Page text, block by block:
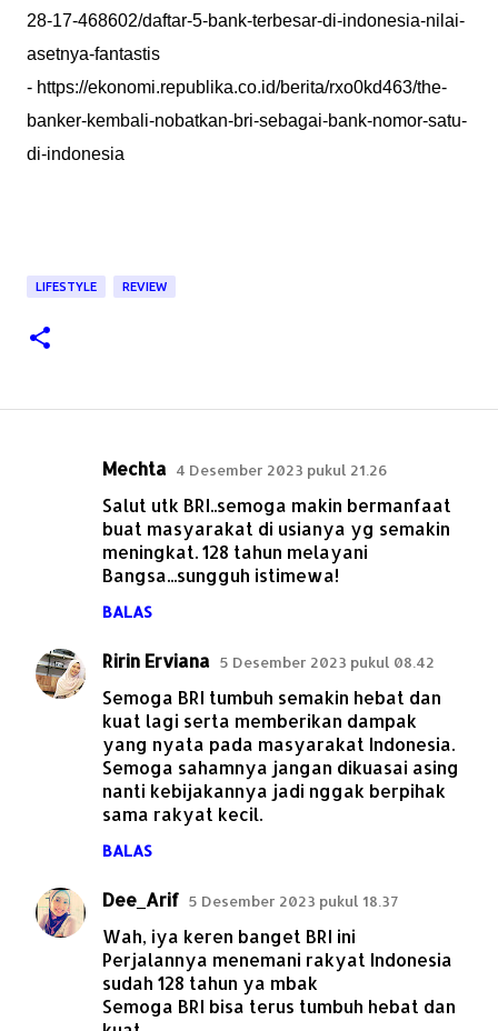
28-17-468602/daftar-5-bank-terbesar-di-indonesia-nilai-
asetnya-fantastis
- https://ekonomi.republika.co.id/berita/rxo0kd463/the-
banker-kembali-nobatkan-bri-sebagai-bank-nomor-satu-
di-indonesia
LIFESTYLE REVIEW
a
r
Mechta 4 Desember 2023 pukul 21.26
Salut utk BRI..semoga makin bermanfaat
buat masyarakat di usianya yg semakin
meningkat. 128 tahun melayani
Bangsa...sungguh istimewa!
BALAS
Ririn Erviana 5 Desember 2023 pukul 08.42
Semoga BRI tumbuh semakin hebat dan
kuat lagi serta memberikan dampak
yang nyata pada masyarakat Indonesia.
Semoga sahamnya jangan dikuasai asing
nanti kebijakannya jadi nggak berpihak
sama rakyat kecil.
BALAS
Dee_Arif 5 Desember 2023 pukul 18.37
Wah, iya keren banget BRI ini
Perjalannya menemani rakyat Indonesia
sudah 128 tahun ya mbak
Semoga BRI bisa terus tumbuh hebat dan